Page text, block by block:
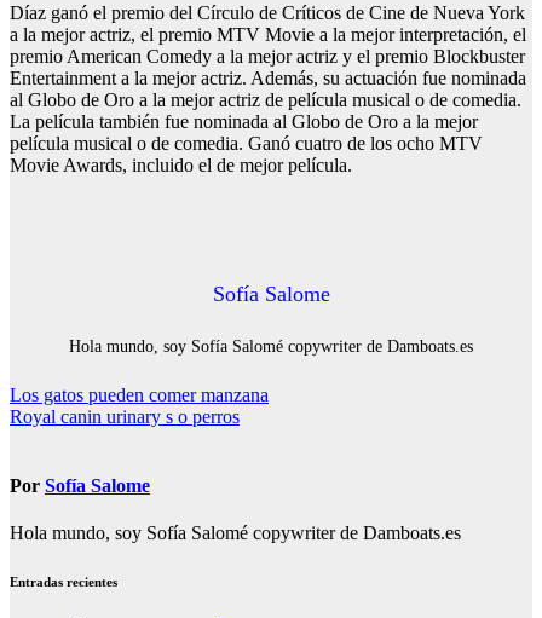
Díaz ganó el premio del Círculo de Críticos de Cine de Nueva York
a la mejor actriz, el premio MTV Movie a la mejor interpretación, el
premio American Comedy a la mejor actriz y el premio Blockbuster
Entertainment a la mejor actriz. Además, su actuación fue nominada
al Globo de Oro a la mejor actriz de película musical o de comedia.
La película también fue nominada al Globo de Oro a la mejor
película musical o de comedia. Ganó cuatro de los ocho MTV
Movie Awards, incluido el de mejor película.
Sofía Salome
Hola mundo, soy Sofía Salomé copywriter de Damboats.es
Navegación
de
Los gatos pueden comer manzana
Royal canin urinary s o perros
Por Sofía Salome
Hola mundo, soy Sofía Salomé copywriter de Damboats.es
Entradas recientes